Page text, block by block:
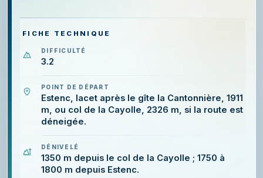
FICHE TECHNIQUE
DIFFICULTÉ
3.2
POINT DE DÉPART
Estenc, lacet après le gîte la Cantonnière, 1911
m, ou col de la Cayolle, 2326 m, si la route est
déneigée.
DÉNIVELÉ
1350 m depuis le col de la Cayolle ; 1750 à
1800 m depuis Estenc.